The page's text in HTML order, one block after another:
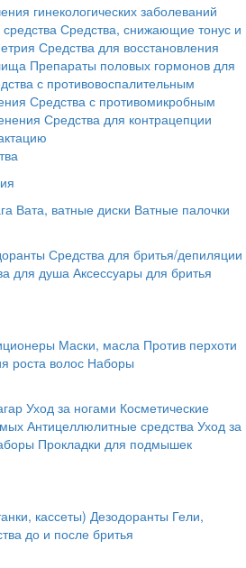
гинекологических заболеваний
Средства, снижающие тонус и
Средства для восстановления
Препараты половых гормонов для
с противовоспалительным
Средства с противомикробным
Средства для контрацепции
Вата, ватные диски Ватные палочки
Средства для бритья/депиляции
для душа Аксессуары для бритья
Маски, масла Против перхоти
роста волос Наборы
Уход за ногами Косметические
Антицеллюлитные средства Уход за
Прокладки для подмышек
кассеты) Дезодоранты Гели,
до и после бритья